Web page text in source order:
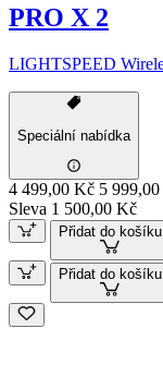
PRO X 2
LIGHTSPEED
Speciální nabídka
4 499,00 Kč 5
Sleva 1 500,00 Kč
Přidat do košíku
Přidat do košíku